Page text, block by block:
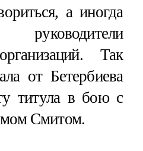
а иногда
руководители
Так
от Бетербиева
титула в бою с
Смитом.